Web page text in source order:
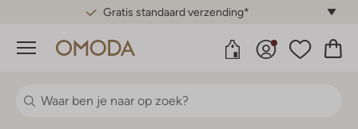
Gratis standaard verzending*
Menu